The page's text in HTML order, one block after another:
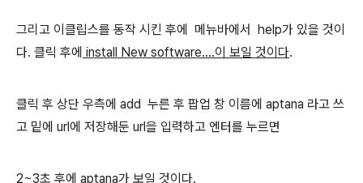
그리고 이클립스를 동작 시킨 후에 메뉴바에서 help가 있을 것이
다. 클릭 후에 install New software....이 보일 것이다.
클릭 후 상단 우측에 add 누른 후 팝업 창 이름에 aptana 라고 쓰
고 밑에 url에 저장해둔 url을 입력하고 엔터를 누르면
2~3초 후에 aptana가 보일 것이다.